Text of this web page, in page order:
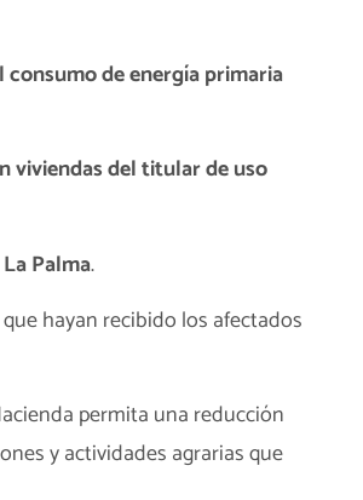
de energía primaria
viviendas del titular de uso
Palma.
que hayan recibido los afectados
permita una reducción
y actividades agrarias que